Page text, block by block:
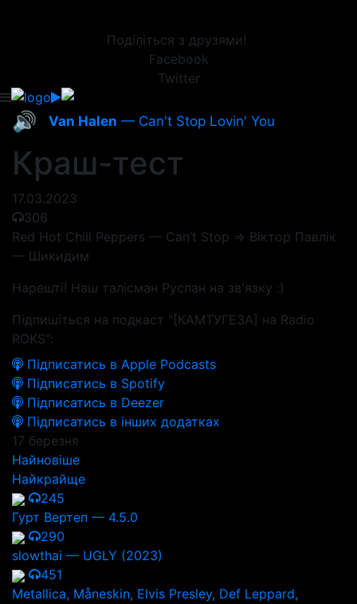
Поділіться з друзями!
Facebook
Twitter
🔊 Van Halen — Can't Stop Lovin' You
Краш-тест
17.03.2023
306
Red Hot Chili Peppers — Can’t Stop => Віктор Павлік
— Шикидим
Нарешті! Наш талісман Руслан на зв'язку :)
Підпишіться на подкаст "[КАМТУГЕЗА] на Radio
ROKS":
Підписатись в Apple Podcasts
Підписатись в Spotify
Підписатись в Deezer
Підписатись в інших додатках
17 березня
Найновіше
Найкрайще
245
Гурт Вертеп — 4.5.0
290
slowthai — UGLY (2023)
451
Metallica, Måneskin, Elvis Presley, Def Leppard,